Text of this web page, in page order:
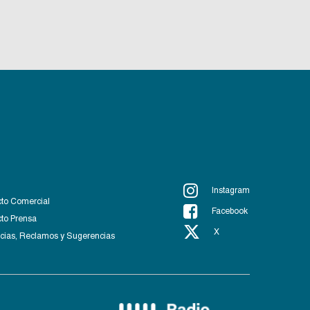
Comercial
Prensa
Reclamos y Sugerencias
Instagram
Facebook
X